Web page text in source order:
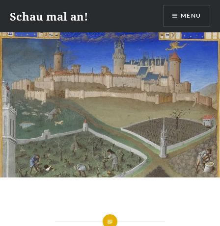
Inhalt
springen
Schau mal an! MENÜ